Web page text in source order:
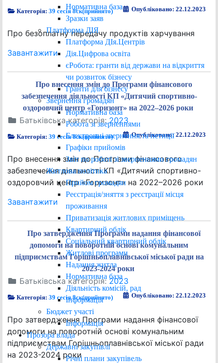
Нормативна база
Зразки заяв
Платформа ДІЯ
Платформа ДІя.Центрів
Дія.Цифрова освіта
єРобота: гранти від держави на відкриття
чи розвиток бізнесу
Гранти для бізнесу
Звернення громадян
Нормативна база
Робота зі зверненнями
Електронні звернення та петиції
Графіки прийомів
Звіт по роботі зі зверненнями громадян
Житлова політика
Прийом громадян
Реєстрація/зняття з реєстрації місця
проживання
Приватизація житлових приміщень
Квартирний облік
Соціальний квартирний облік
Житлові програми
Надання житла
Нормативна база
Діяльність комісій, рад
Інформація
Бюджет участі
Інформація
Прозора влада
Державні закупівлі
Річні плани закупівель
Категорія:39 сесія 8ск(прийнято) Опубліковано: 22.12.2023
Про безоплатну передачу продуктів харчування
Завантажити
Про внесення змін до Програми фінансового
забезпечення діяльності КП «Дитячий спортивно-
оздоровчий центр «Горизонт» на 2022–2026 роки
Батьківська категорія:2023
Категорія:39 сесія 8ск(прийнято) Опубліковано: 22.12.2023
Про внесення змін до Програми фінансового
забезпечення діяльності КП «Дитячий спортивно-
оздоровчий центр «Горизонт» на 2022–2026 роки
Завантажити
Про затвердження Програми надання фінансової
допомоги на поворотній основі комунальним
підприємствам Горішньоплавнівської міської ради на
2023-2024 роки
Батьківська категорія: 2023
Категорія:39 сесія 8ск(прийнято) Опубліковано: 22.12.2023
Про затвердження Програми надання фінансової
допомоги на поворотній основі комунальним
підприємствам Горішньоплавнівської міської ради
на 2023-2024 роки